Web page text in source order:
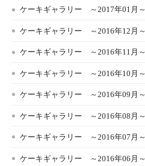
ケーキギャラリー ～2017年01月～
ケーキギャラリー ～2016年12月～
ケーキギャラリー ～2016年11月～
ケーキギャラリー ～2016年10月～
ケーキギャラリー ～2016年09月～
ケーキギャラリー ～2016年08月～
ケーキギャラリー ～2016年07月～
ケーキギャラリー ～2016年06月～